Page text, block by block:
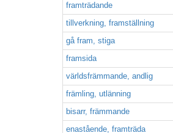
framträdande
tillverkning, framställning
gå fram, stiga
framsida
världsfrämmande, andlig
främling, utlänning
bisarr, främmande
enastående, framträda